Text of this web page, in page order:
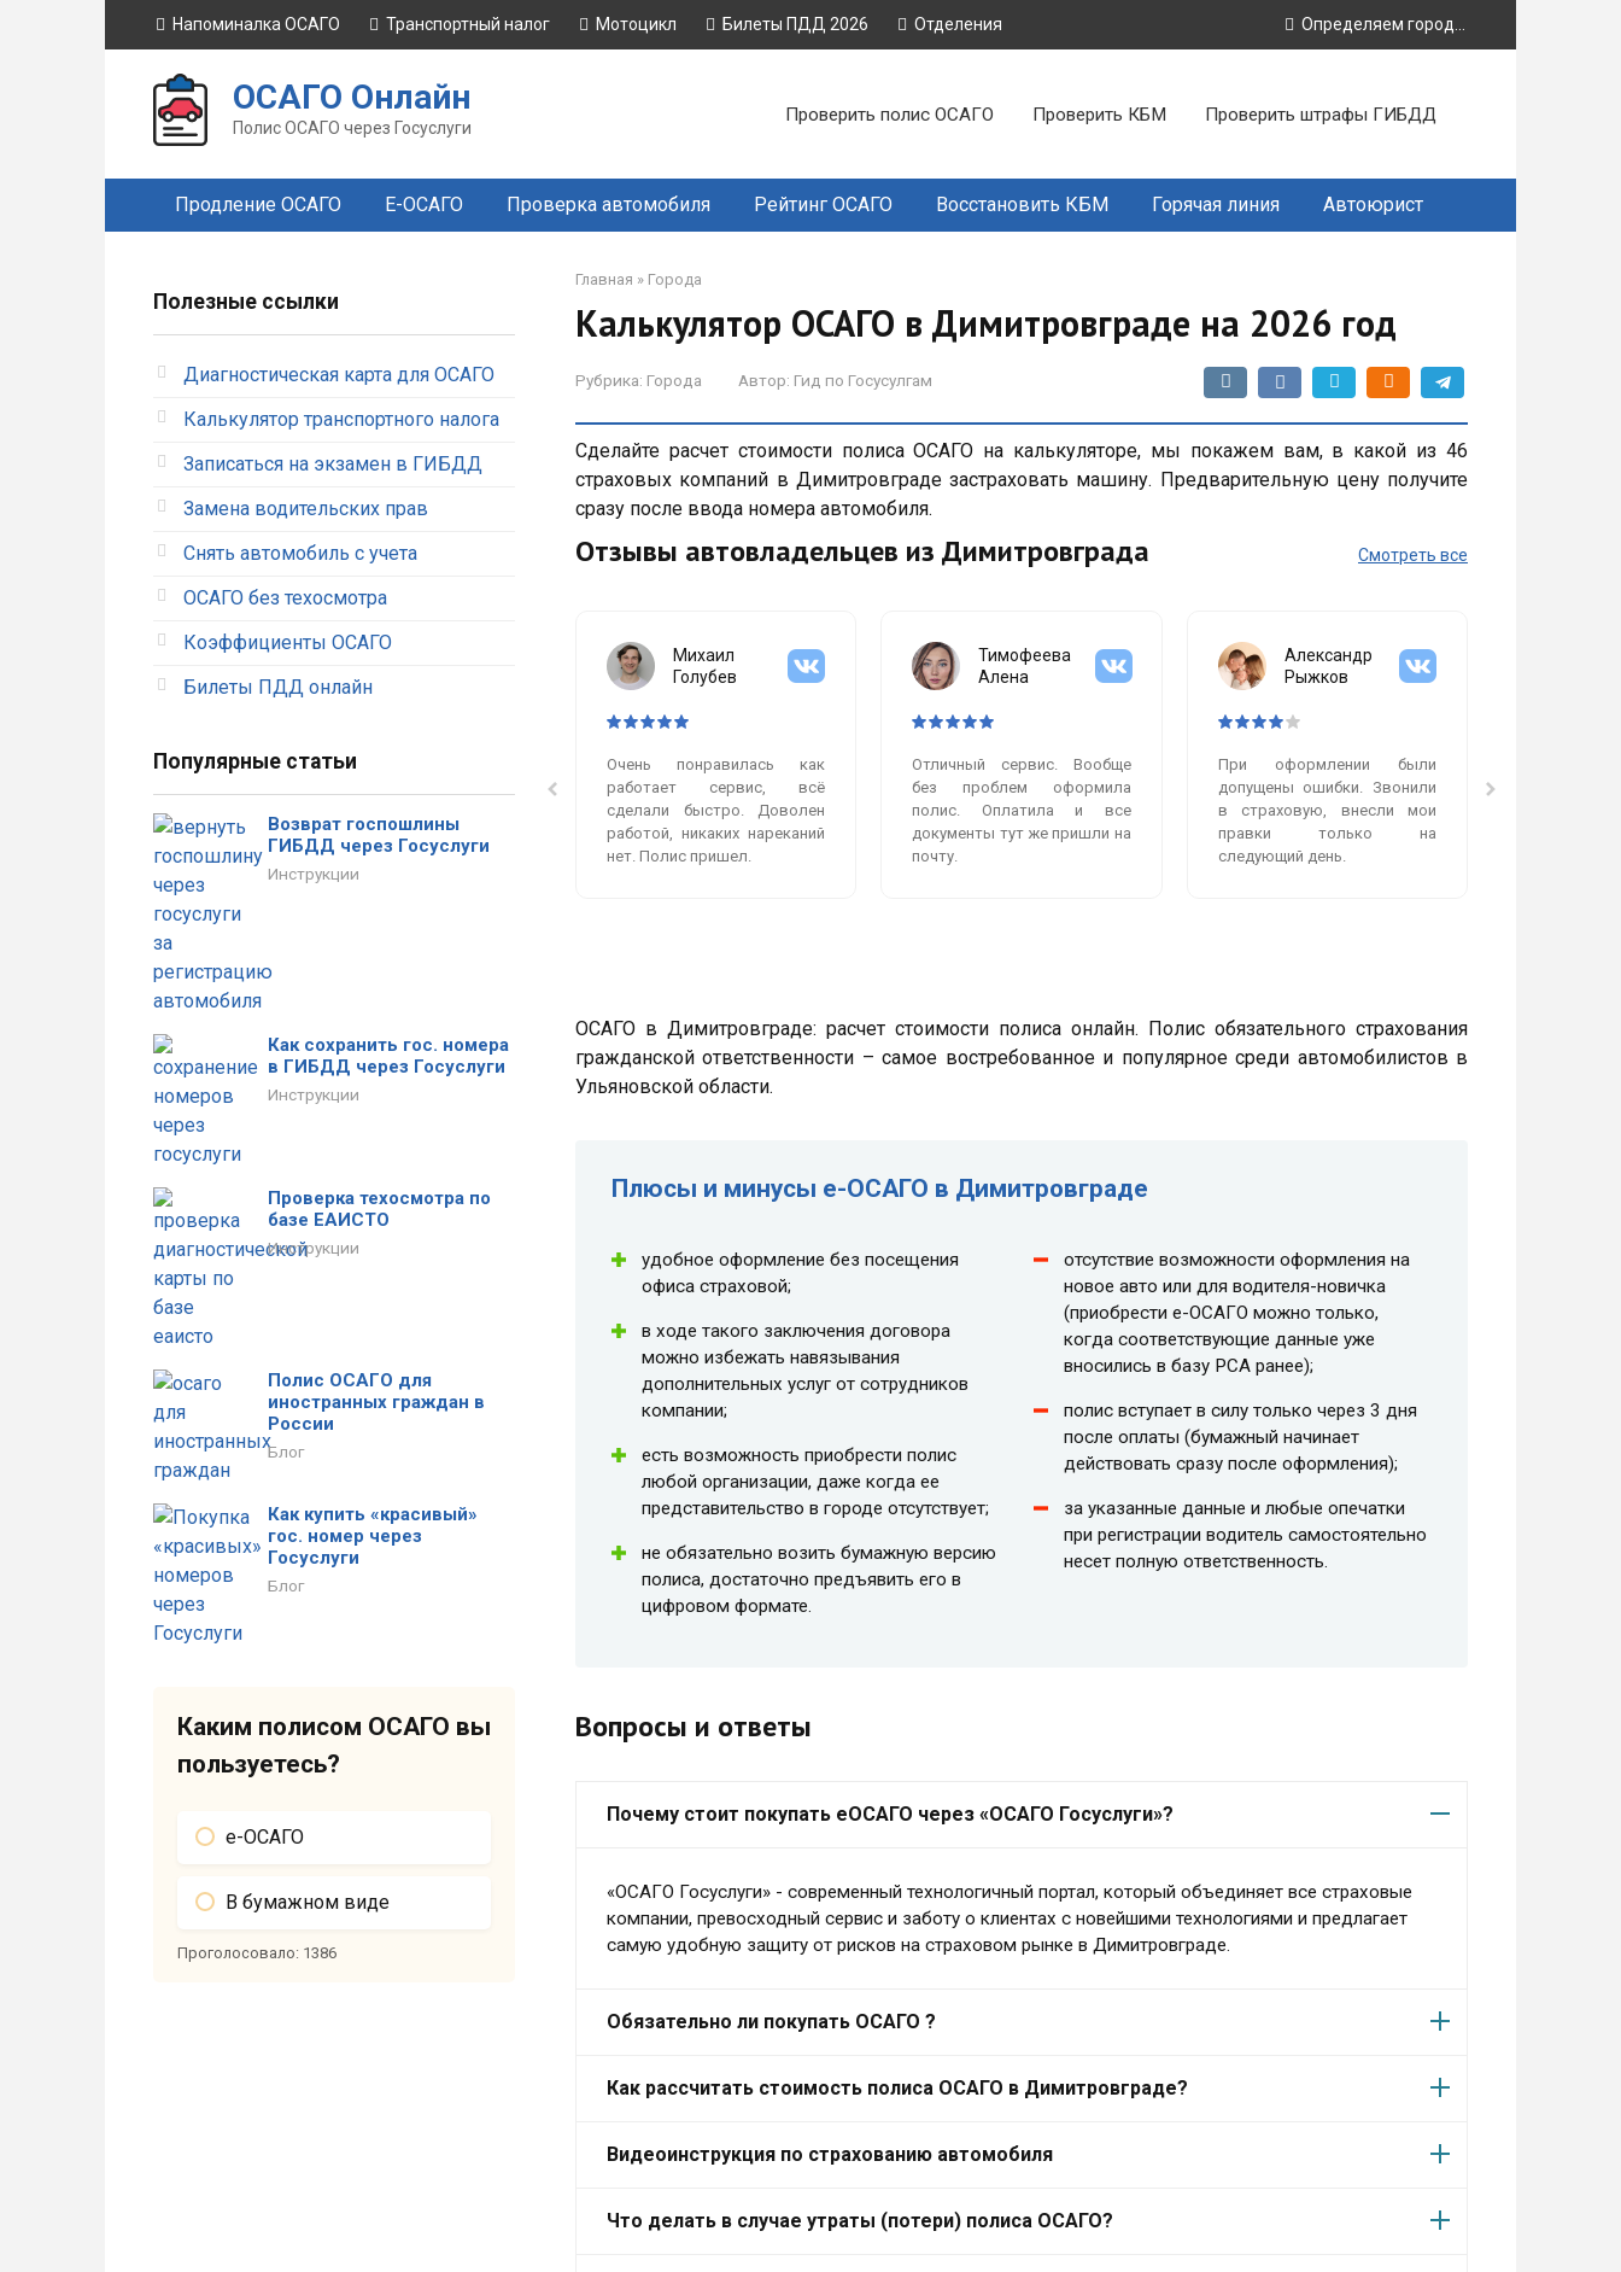
Напоминалка ОСАГО Транспортный налог Мотоцикл Билеты ПДД 2026 Отделения Определяем город...
ОСАГО Онлайн
Полис ОСАГО через Госуслуги
Проверить полис ОСАГО Проверить КБМ Проверить штрафы ГИБДД
Продление ОСАГО Е-ОСАГО Проверка автомобиля Рейтинг ОСАГО Восстановить КБМ Горячая линия Автоюрист
Главная » Города
Калькулятор ОСАГО в Димитровграде на 2026 год
Рубрика: Города Автор: Гид по Госусулгам
Сделайте расчет стоимости полиса ОСАГО на калькуляторе, мы покажем вам, в какой из 46
страховых компаний в Димитровграде застраховать машину. Предварительную цену получите
сразу после ввода номера автомобиля.
Отзывы автовладельцев из Димитровграда Смотреть все
сервис. Вообще
Оплатила и все
тут же пришли на
Александр
При оформлении были
допущены ошибки. Звонили
в страховую, внесли мои
Михаил
Голубев
Очень понравилась как
работает сервис, всё
сделали быстро. Доволен
работой, никаких нареканий
нет. Полис пришел.
Тимофеева
Алена
Отличный сервис. Вообще
без проблем оформила
полис. Оплатила и все
документы тут же пришли на
почту.
Александр
Рыжков
При оформлении были
допущены ошибки. Звонили
в страховую, внесли мои
правки только на
следующий день.
ОСАГО в Димитровграде: расчет стоимости полиса онлайн. Полис обязательного страхования
гражданской ответственности – самое востребованное и популярное среди автомобилистов в
Ульяновской области.
Плюсы и минусы e-ОСАГО в Димитровграде
удобное оформление без посещения
офиса страховой;
в ходе такого заключения договора
можно избежать навязывания
дополнительных услуг от сотрудников
компании;
есть возможность приобрести полис
любой организации, даже когда ее
представительство в городе отсутствует;
не обязательно возить бумажную версию
полиса, достаточно предъявить его в
цифровом формате.
отсутствие возможности оформления на
новое авто или для водителя-новичка
(приобрести e-ОСАГО можно только,
когда соответствующие данные уже
вносились в базу РСА ранее);
полис вступает в силу только через 3 дня
после оплаты (бумажный начинает
действовать сразу после оформления);
за указанные данные и любые опечатки
при регистрации водитель самостоятельно
несет полную ответственность.
Вопросы и ответы
Почему стоит покупать еОСАГО через «ОСАГО Госуслуги»?
«ОСАГО Госуслуги» - современный технологичный портал, который объединяет все страховые
компании, превосходный сервис и заботу о клиентах с новейшими технологиями и предлагает
самую удобную защиту от рисков на страховом рынке в Димитровграде.
Обязательно ли покупать ОСАГО ?
Как рассчитать стоимость полиса ОСАГО в Димитровграде?
Видеоинструкция по страхованию автомобиля
Что делать в случае утраты (потери) полиса ОСАГО?
Полезные ссылки
Диагностическая карта для ОСАГО
Калькулятор транспортного налога
Записаться на экзамен в ГИБДД
Замена водительских прав
Снять автомобиль с учета
ОСАГО без техосмотра
Коэффициенты ОСАГО
Билеты ПДД онлайн
Популярные статьи
Возврат госпошлины
ГИБДД через Госуслуги
Инструкции
Как сохранить гос. номера
в ГИБДД через Госуслуги
Инструкции
Проверка техосмотра по
базе ЕАИСТО
Инструкции
Полис ОСАГО для
иностранных граждан в
России
Блог
Как купить «красивый»
гос. номер через
Госуслуги
Блог
Каким полисом ОСАГО вы
пользуетесь?
е-ОСАГО
В бумажном виде
Проголосовало: 1386